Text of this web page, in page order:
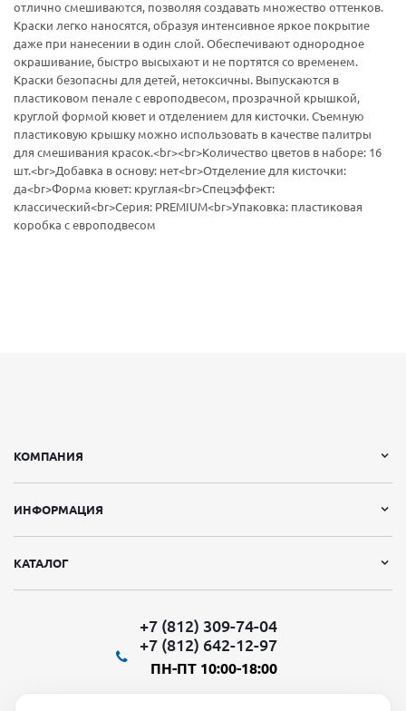
отлично смешиваются, позволяя создавать множество оттенков.
Краски легко наносятся, образуя интенсивное яркое покрытие
даже при нанесении в один слой. Обеспечивают однородное
окрашивание, быстро высыхают и не портятся со временем.
Краски безопасны для детей, нетоксичны. Выпускаются в
пластиковом пенале с европодвесом, прозрачной крышкой,
круглой формой кювет и отделением для кисточки. Съемную
пластиковую крышку можно использовать в качестве палитры
для смешивания красок.<br><br>Количество цветов в наборе: 16
шт.<br>Добавка в основу: нет<br>Отделение для кисточки:
да<br>Форма кювет: круглая<br>Спецэффект:
классический<br>Серия: PREMIUM<br>Упаковка: пластиковая
коробка с европодвесом
КОМПАНИЯ
ИНФОРМАЦИЯ
КАТАЛОГ
+7 (812) 309-74-04
+7 (812) 642-12-97
ПН-ПТ 10:00-18:00